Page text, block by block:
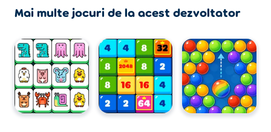
Mai multe jocuri de la acest dezvoltator